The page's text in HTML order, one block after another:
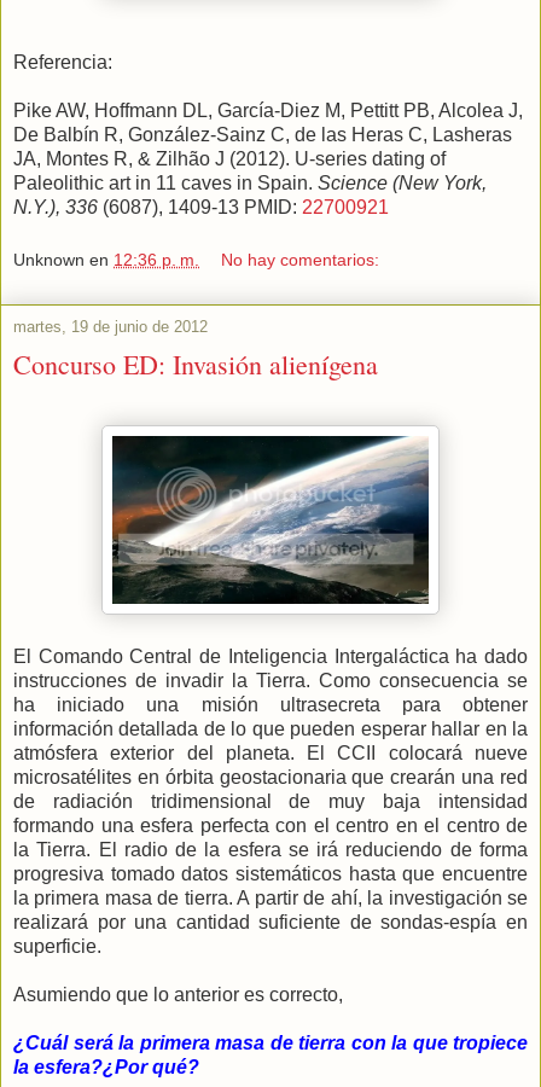
Referencia:
Pike AW, Hoffmann DL, García-Diez M, Pettitt PB, Alcolea J,
De Balbín R, González-Sainz C, de las Heras C, Lasheras
JA, Montes R, & Zilhão J (2012). U-series dating of
Paleolithic art in 11 caves in Spain. Science (New York,
N.Y.), 336 (6087), 1409-13 PMID: 22700921
Unknown en 12:36 p. m. No hay comentarios:
martes, 19 de junio de 2012
Concurso ED: Invasión alienígena
El Comando Central de Inteligencia Intergaláctica ha dado
instrucciones de invadir la Tierra. Como consecuencia se
ha iniciado una misión ultrasecreta para obtener
información detallada de lo que pueden esperar hallar en la
atmósfera exterior del planeta. El CCII colocará nueve
microsatélites en órbita geostacionaria que crearán una red
de radiación tridimensional de muy baja intensidad
formando una esfera perfecta con el centro en el centro de
la Tierra. El radio de la esfera se irá reduciendo de forma
progresiva tomado datos sistemáticos hasta que encuentre
la primera masa de tierra. A partir de ahí, la investigación se
realizará por una cantidad suficiente de sondas-espía en
superficie.
Asumiendo que lo anterior es correcto,
¿Cuál será la primera masa de tierra con la que tropiece
la esfera?¿Por qué?